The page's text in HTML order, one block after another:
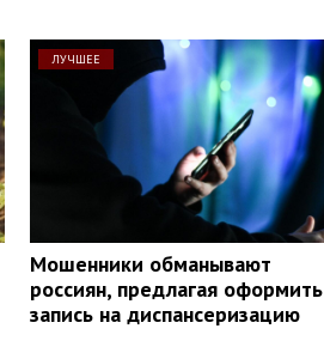
ЛУЧШЕЕ
Мошенники обманывают
россиян, предлагая оформить
запись на диспансеризацию